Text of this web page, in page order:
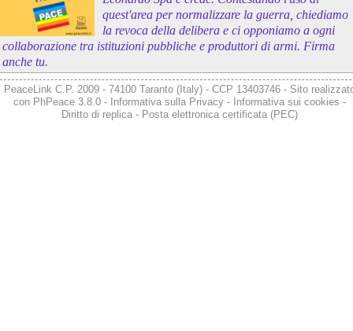
quest'area per normalizzare la guerra, chiediamo
la revoca della delibera e ci opponiamo a ogni
collaborazione tra istituzioni pubbliche e produttori di armi. Firma
anche tu.
PeaceLink C.P. 2009 - 74100 Taranto (Italy) - CCP 13403746 - Sito
con PhPeace 3.8.0- Informativa sulla Privacy- Informativa sui cookies -
Diritto di replica- Posta elettronica certificata (PEC)